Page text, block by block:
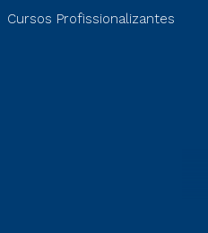
Cursos Profissionalizantes